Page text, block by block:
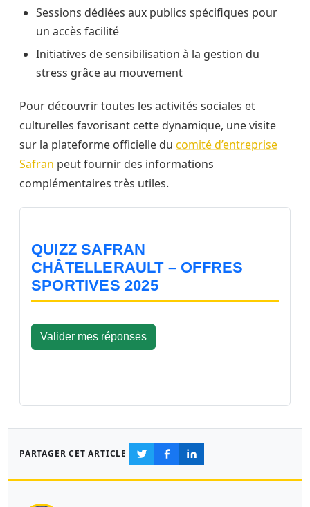
Sessions dédiées aux publics spécifiques pour
un accès facilité
Initiatives de sensibilisation à la gestion du
stress grâce au mouvement
Pour découvrir toutes les activités sociales et
culturelles favorisant cette dynamique, une visite
sur la plateforme officielle du comité d’entreprise
Safran peut fournir des informations
complémentaires très utiles.
QUIZZ SAFRAN
CHÂTELLERAULT – OFFRES
SPORTIVES 2025
Valider mes réponses
PARTAGER CET ARTICLE